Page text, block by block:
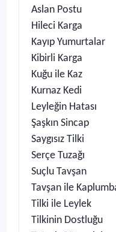
Aslan Postu
Hileci Karga
Kayıp Yumurtalar
Kibirli Karga
Kuğu ile Kaz
Kurnaz Kedi
Leyleğin Hatası
Şaşkın Sincap
Saygısız Tilki
Serçe Tuzağı
Suçlu Tavşan
Tavşan ile
Tilki ile Leylek
Tilkinin Dostluğu